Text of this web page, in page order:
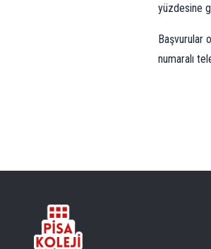
yüzdesine
Başvurular
numaralı